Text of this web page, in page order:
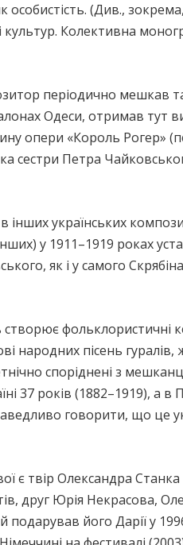
(Див.,
Колективна
періодично мешкав
Одеси, отримав тут
опери «Король Рогер»
сестри Петра
українських
у 1911–1919 роках
як і у самого
фольклористичні
народних пісень гуралів,
споріднені з
37 років (1882–1919), а в
говорити, що це
є твір Олександра
друг Юрія Некрасова,
подарував його Дарії у